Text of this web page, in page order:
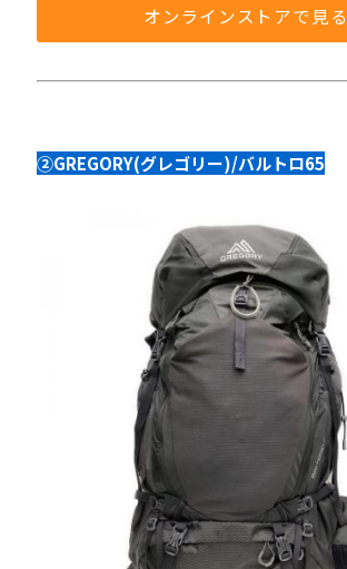
オンラインストアで見る
②GREGORY(グレゴリー)/バルトロ65